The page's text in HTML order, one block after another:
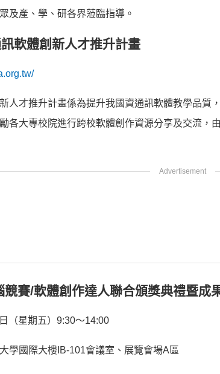
及產、學、研各界蒞臨指導。
軟體創新人才推升計畫
人才推升計畫係為提升我國資通訊軟體教學品質
各大專校院進行跨校軟體創作資源分享及交流，
賽/軟體創作達人聯合頒獎典禮暨成
（星期五）9:30～14:00
學國際大樓IB-101會議室、展覽會場A區